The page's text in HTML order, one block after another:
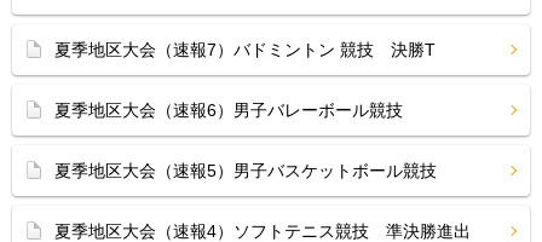
夏季地区大会（速報7）バドミントン 競技 決勝T
夏季地区大会（速報6）男子バレーボール競技
夏季地区大会（速報5）男子バスケットボール競技
夏季地区大会（速報4）ソフトテニス競技 準決勝進出